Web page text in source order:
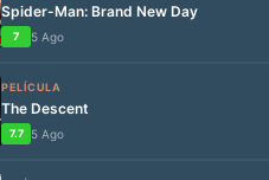
Spider-Man: Brand New Day
7 5 Ago
PELÍCULA
The Descent
7.7 5 Ago